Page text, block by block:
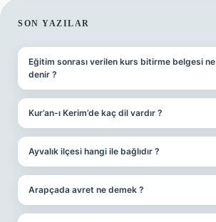
SIDEBAR
SON YAZILAR
Eğitim sonrası verilen kurs bitirme belgesi ne
denir ?
Kur’an-ı Kerim’de kaç dil vardır ?
Ayvalık ilçesi hangi ile bağlıdır ?
Arapçada avret ne demek ?